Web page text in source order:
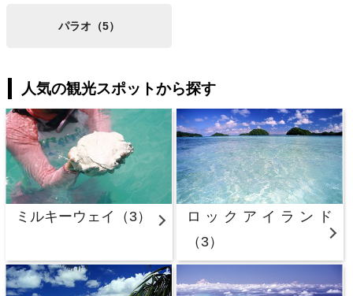
パラオ（5）
人気の観光スポットから探す
ミルキーウェイ（3）
ロックアイランド
（3）